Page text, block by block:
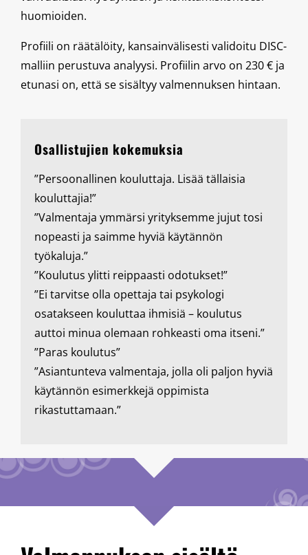
huomioiden.
Profiili on räätälöity, kansainvälisesti validoitu DISC-
malliin perustuva analyysi. Profiilin arvo on 230 € ja
etunasi on, että se sisältyy valmennuksen hintaan.
Osallistujien kokemuksia
”Persoonallinen kouluttaja. Lisää tällaisia
kouluttajia!”
”Valmentaja ymmärsi yrityksemme jujut tosi
nopeasti ja saimme hyviä käytännön
työkaluja.”
”Koulutus ylitti reippaasti odotukset!”
”Ei tarvitse olla opettaja tai psykologi
osatakseen kouluttaa ihmisiä – koulutus
auttoi minua olemaan rohkeasti oma itseni.”
”Paras koulutus”
”Asiantunteva valmentaja, jolla oli paljon hyviä
käytännön esimerkkejä oppimista
rikastuttamaan.”